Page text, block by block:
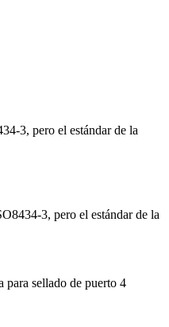
3, pero el estándar de la
3, pero el estándar de la
para sellado de puerto 4